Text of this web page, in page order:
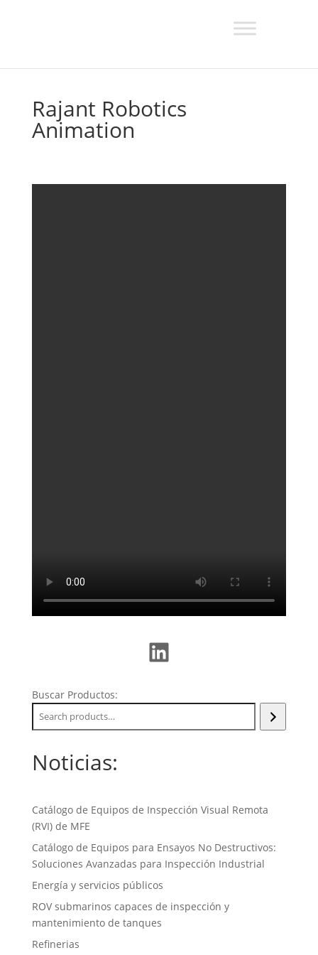
Rajant Robotics
Animation
LinkedIn
Buscar Productos:
Noticias:
Catálogo de Equipos de Inspección Visual Remota
(RVI) de MFE
Catálogo de Equipos para Ensayos No Destructivos:
Soluciones Avanzadas para Inspección Industrial
Energía y servicios públicos
ROV submarinos capaces de inspección y
mantenimiento de tanques
Refinerias